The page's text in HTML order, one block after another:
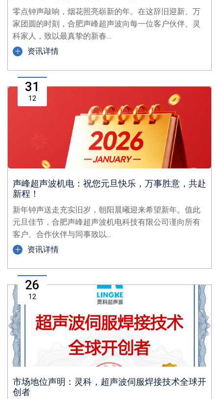
零点钟声敲响，烟花照亮崭新的年。在这辞旧迎新、万
家团圆的时刻，合肥声峰超声波向每一位客户伙伴、灵
科家人，致以最真挚的新春...
资讯详情
31
12
声峰超声波机电：祝您元旦快乐，万事胜意，共赴
新程！
新年钟声送走充实旧岁，朝阳晨曦迎来希望新年。值此
元旦佳节，合肥声峰超声波机电科技有限公司谨向所有
客户、合作伙伴与同事致以...
资讯详情
26
12
市场地位声明：灵科，超声波伺服焊接技术全球开
创者